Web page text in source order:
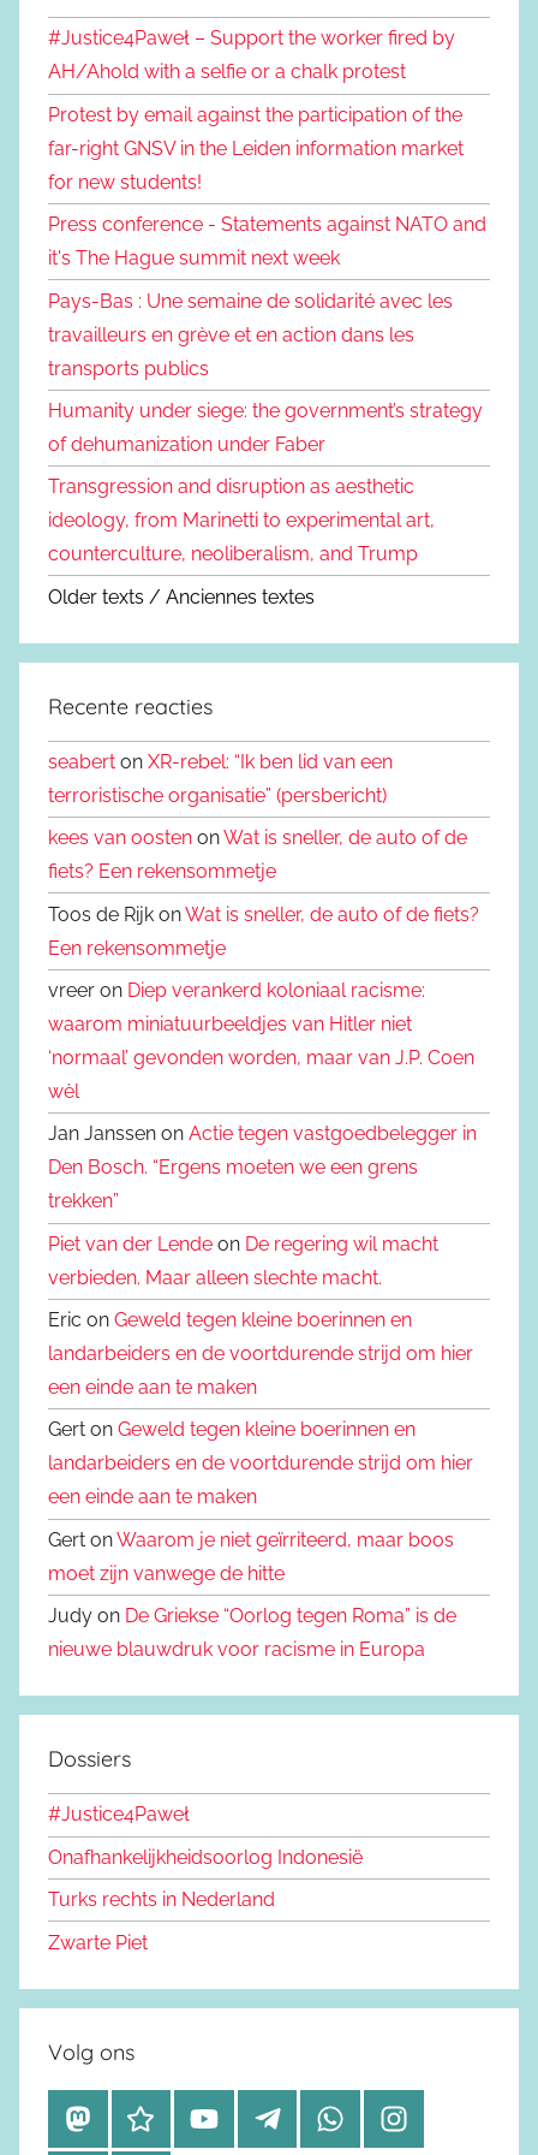
#Justice4Paweł – Support the worker fired by
AH/Ahold with a selfie or a chalk protest
Protest by email against the participation of the
far-right GNSV in the Leiden information market
for new students!
Press conference - Statements against NATO and
it's The Hague summit next week
Pays-Bas : Une semaine de solidarité avec les
travailleurs en grève et en action dans les
transports publics
Humanity under siege: the government’s strategy
of dehumanization under Faber
Transgression and disruption as aesthetic
ideology, from Marinetti to experimental art,
counterculture, neoliberalism, and Trump
Older texts / Anciennes textes
Recente reacties
seabert on XR-rebel: “Ik ben lid van een
terroristische organisatie” (persbericht)
kees van oosten onWat is sneller, de auto of de
fiets? Een rekensommetje
Toos de Rijk onWat is sneller, de auto of de fiets?
Een rekensommetje
vreer on Diep verankerd koloniaal racisme:
waarom miniatuurbeeldjes van Hitler niet
‘normaal’ gevonden worden, maar van J.P. Coen
wèl
Jan Janssen on Actie tegen vastgoedbelegger in
Den Bosch. “Ergens moeten we een grens
trekken”
Piet van der Lende on De regering wil macht
verbieden. Maar alleen slechte macht.
Eric on Geweld tegen kleine boerinnen en
landarbeiders en de voortdurende strijd om hier
een einde aan te maken
Gert on Geweld tegen kleine boerinnen en
landarbeiders en de voortdurende strijd om hier
een einde aan te maken
Gert onWaarom je niet geïrriteerd, maar boos
moet zijn vanwege de hitte
Judy on De Griekse “Oorlog tegen Roma” is de
nieuwe blauwdruk voor racisme in Europa
Dossiers
#Justice4Paweł
Onafhankelijkheidsoorlog Indonesië
Turks rechts in Nederland
Zwarte Piet
Volg ons
M
B
Y
T
W
I